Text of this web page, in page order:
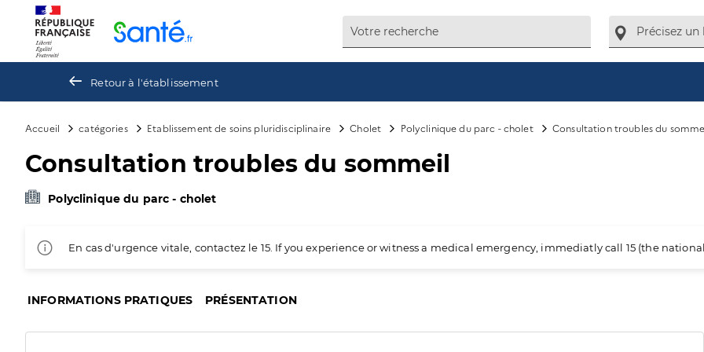
Retour à l'établissement
Accueil catégories Etablissement de soins pluridisciplinaire Cholet Polyclinique du parc - cholet Consultation troubles du
Consultation troubles du sommeil
Polyclinique du parc - cholet
En cas d'urgence vitale, contactez le 15. If you experience or witness a medical emergency, immediatly call 15 (the
INFORMATIONS PRATIQUES PRÉSENTATION
Panneau de gestion des cookies